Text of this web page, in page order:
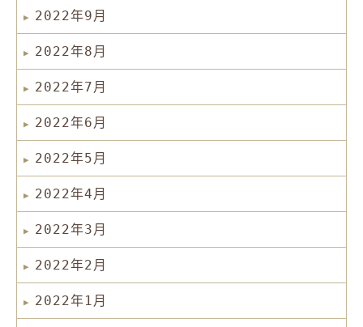
2022年9月
2022年8月
2022年7月
2022年6月
2022年5月
2022年4月
2022年3月
2022年2月
2022年1月